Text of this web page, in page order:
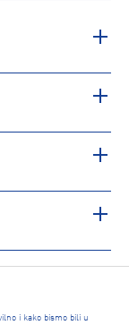
i kako bismo bili u